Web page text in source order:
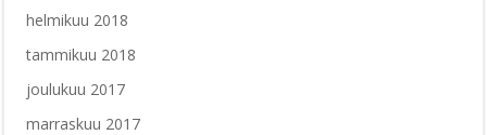
helmikuu 2018
tammikuu 2018
joulukuu 2017
marraskuu 2017